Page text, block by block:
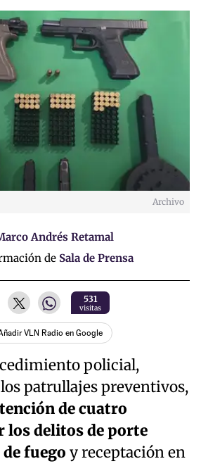
Archivo
Andrés Retamal
de Sala de Prensa
531
visitas
VLN Radio en Google
policial,
patrullajes preventivos,
de cuatro
los delitos de porte
fuego y receptación en